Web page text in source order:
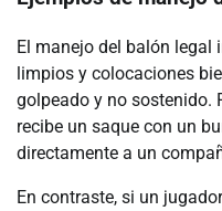
El manejo del balón legal
limpios y colocaciones
golpeado y no sostenido.
recibe un saque con un
directamente a un
En contraste, si un